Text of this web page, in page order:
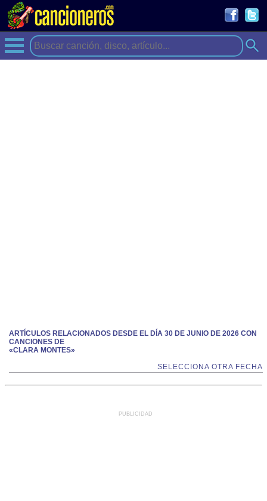
ARTÍCULOS RELACIONADOS DESDE EL DÍA 30 DE JUNIO DE 2026 CON
CANCIONES DE
«CLARA MONTES»
SELECCIONA OTRA FECHA
PUBLICIDAD